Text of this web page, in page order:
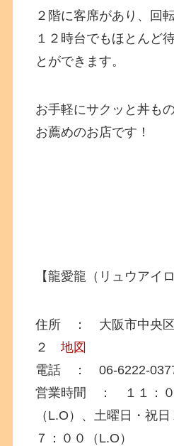
２階に客席があり、回
１２時台でもほとんど
とができます。
お手軽にサクッと丼も
お薦めのお店です！
【龍愛龍（リュウアイ
住所 ： 大阪市中央区
２地図
電話 ： 06-6222-
営業時間 ： １１：０
（L.O）、土曜日・祝
７：００（L.O）